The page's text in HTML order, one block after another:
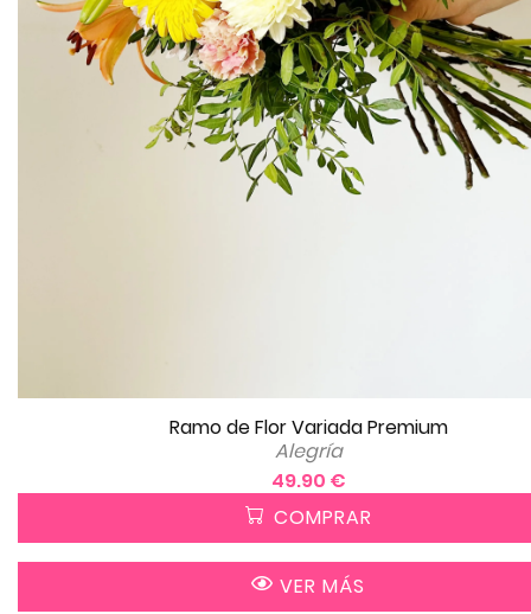
Ramo de Flor Variada Premium
Alegría
49.90 €
COMPRAR
VER MÁS